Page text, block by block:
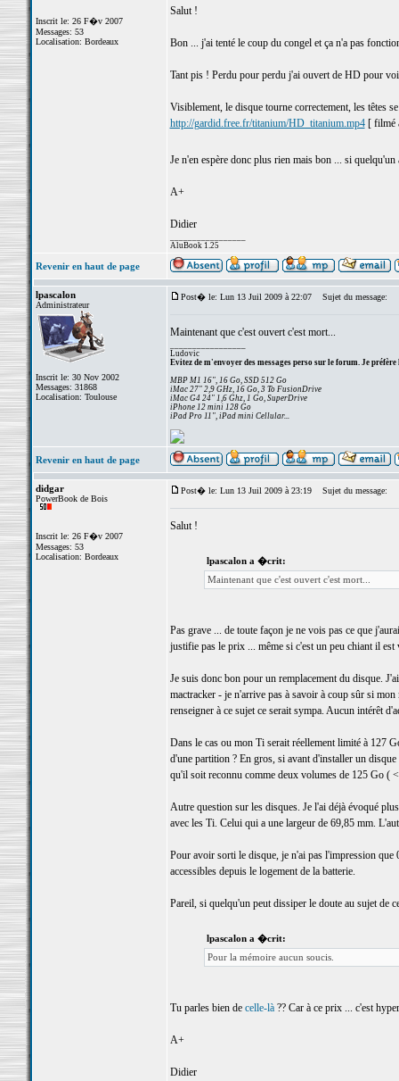
Inscrit le: 26 F�v 2007
Messages: 53
Localisation: Bordeaux
Salut !
Bon ... j'ai tenté le coup du congel et ça n'a pas
Tant pis ! Perdu pour perdu j'ai ouvert de HD pour
Visiblement, le disque tourne correctement, les têtes
http://gardid.free.fr/titanium/HD_titanium.mp4[ filmé
Je n'en espère donc plus rien mais bon ... si quelqu'un
A+
Didier
AluBook 1.25
Revenir en haut de page
lpascalon
Administrateur
Inscrit le: 30 Nov 2002
Messages: 31868
Localisation: Toulouse
Post� le: Lun 13 Juil 2009 à 22:07 Sujet du message:
Maintenant que c'est ouvert c'est mort...
Ludovic
Evitez de m'envoyer des messages perso sur le forum. Je préfère
MBP M1 16", 16 Go, SSD 512 Go
iMac 27" 2,9 GHz, 16 Go, 3 To FusionDrive
iMac G4 24" 1,6 Ghz, 1 Go, SuperDrive
iPhone 12 mini 128 Go
iPad Pro 11", iPad mini Cellular...
Revenir en haut de page
didgar
PowerBook de Bois
Inscrit le: 26 F�v 2007
Messages: 53
Localisation: Bordeaux
Post� le: Lun 13 Juil 2009 à 23:19 Sujet du message:
Salut !
lpascalon a �crit:
Maintenant que c'est ouvert c'est mort...
Pas grave ... de toute façon je ne vois pas ce que
justifie pas le prix ... même si c'est un peu chiant il
Je suis donc bon pour un remplacement du disque.
mactracker - je n'arrive pas à savoir à coup sûr si
renseigner à ce sujet ce serait sympa. Aucun intérêt
Dans le cas ou mon Ti serait réellement limité à 127
d'une partition ? En gros, si avant d'installer un
qu'il soit reconnu comme deux volumes de 125 Go (
Autre question sur les disques. Je l'ai déjà évoqué
avec les Ti. Celui qui a une largeur de 69,85 mm.
Pour avoir sorti le disque, je n'ai pas l'impression que
accessibles depuis le logement de la batterie.
Pareil, si quelqu'un peut dissiper le doute au sujet de
lpascalon a �crit:
Pour la mémoire aucun soucis.
Tu parles bien de celle-là?? Car à ce prix ... c'est
A+
Didier